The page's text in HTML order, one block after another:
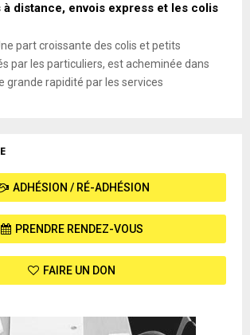
à distance, envois express et les colis
part croissante des colis et petits
par les particuliers, est acheminée dans
grande rapidité par les services
ADHÉSION / RÉ-ADHÉSION
PRENDRE RENDEZ-VOUS
FAIRE UN DON